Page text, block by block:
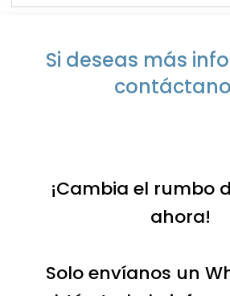
Si deseas más
¡Cambia el rumbo
ahora!
Solo envíanos un